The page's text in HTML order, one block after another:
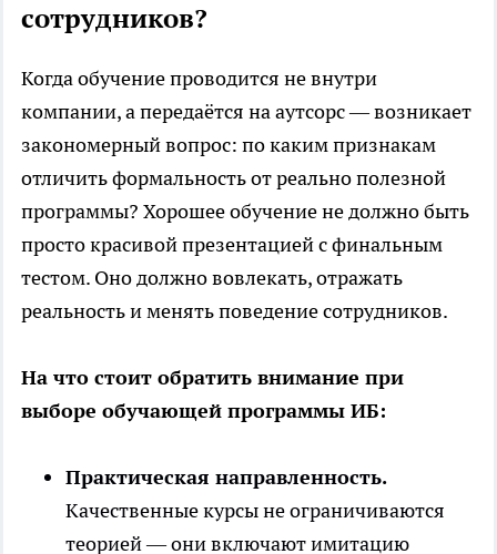
сотрудников?
Когда обучение проводится не внутри
компании, а передаётся на аутсорс — возникает
закономерный вопрос: по каким признакам
отличить формальность от реально полезной
программы? Хорошее обучение не должно быть
просто красивой презентацией с финальным
тестом. Оно должно вовлекать, отражать
реальность и менять поведение сотрудников.
На что стоит обратить внимание при
выборе обучающей программы ИБ:
Практическая направленность.
Качественные курсы не ограничиваются
теорией — они включают имитацию